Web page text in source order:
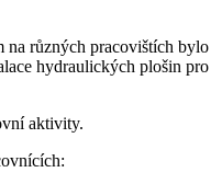
na různých pracovištích bylo
hydraulických plošin pro
aktivity.